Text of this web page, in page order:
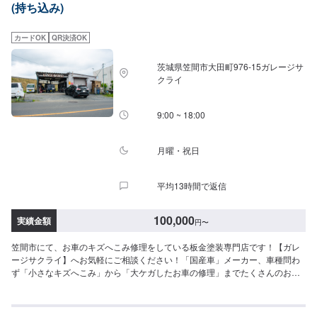
作業中は代車をご利用ください。※代車の燃料代はお客様にご負担いただいて
ください。駐車スペースは事務所前の空いているスペースに駐車してくださ
い。受付はスタッフへ「メンテモで予約しました」とお伝えください。ご案
内いたします。【定休日・営業時間】定休日：日曜日、第２土曜日、祝日営
業時間：8:30~18:00
(持ち込み)
カードOK QR決済OK
茨城県笠間市大田町976‐15ガレージサ
クライ
9:00 ~ 18:00
月曜・祝日
平均13時間で返信
実績金額 100,000円〜
笠間市にて、お車のキズへこみ修理をしている板金塗装専門店です！【ガレ
ージサクライ】へお気軽にご相談ください！「国産車」メーカー、車種問わ
ず「小さなキズへこみ」から「大ケガしたお車の修理」までたくさんのお車
があまり取れない…などのご相談もお気軽にどうぞ！【1】オファーにてお問